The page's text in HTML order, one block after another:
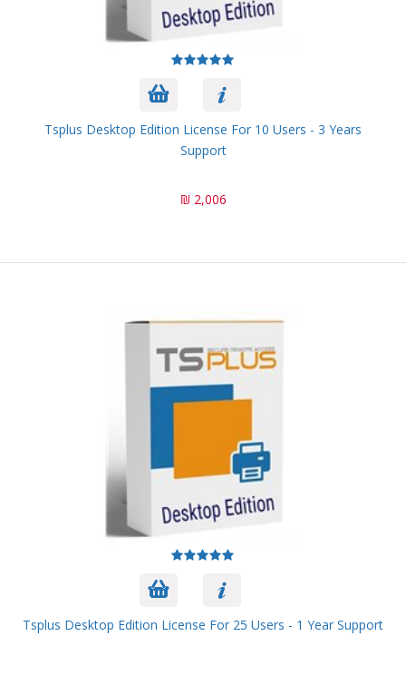
Tsplus Desktop Edition License For 10 Users - 3 Years
Support
2,006 ₪
Tsplus Desktop Edition License For 25 Users - 1 Year Support